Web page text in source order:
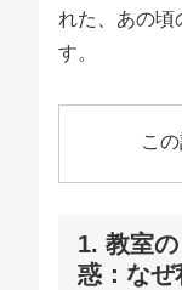
れた、あの頃
す。
こ
1. 教室
惑：なぜ